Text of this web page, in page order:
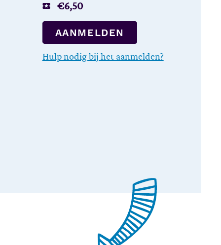
€6,50
AANMELDEN
Hulp nodig bij het aanmelden?